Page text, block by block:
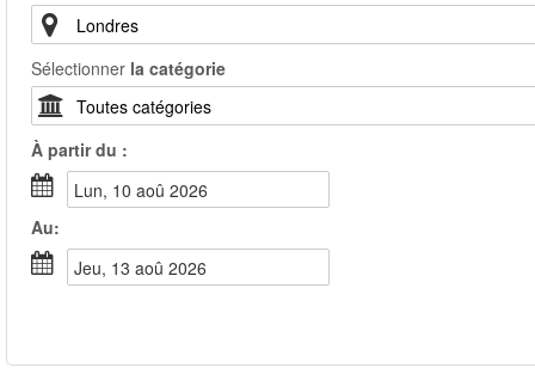
Sélectionner la catégorie
À partir du :
lun, 10 aoû 2026
Au:
jeu, 13 aoû 2026